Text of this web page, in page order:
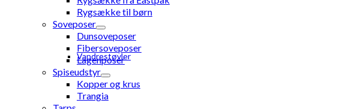
Vandrestøvler
Rygsække til børn
Soveposer
Dunsoveposer
Fibersoveposer
Lagenposer
Spiseudstyr
Kopper og krus
Trangia